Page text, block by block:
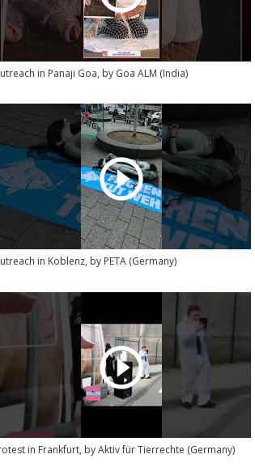
in Panaji Goa, by Goa ALM (India)
in Koblenz, by PETA (Germany)
in Frankfurt, by Aktiv für Tierrechte (Germany)